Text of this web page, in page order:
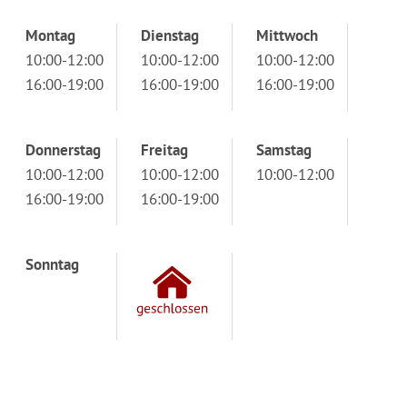
Montag
10:00-12:00
16:00-19:00
Dienstag
10:00-12:00
16:00-19:00
Mittwoch
10:00-12:00
16:00-19:00
Donnerstag
10:00-12:00
16:00-19:00
Freitag
10:00-12:00
16:00-19:00
Samstag
10:00-12:00
Sonntag